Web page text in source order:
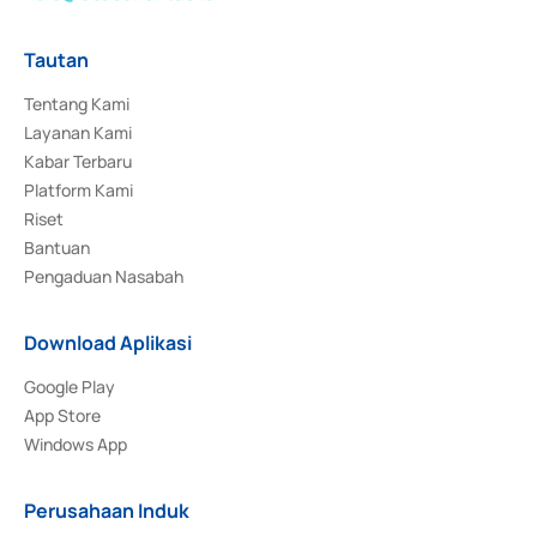
Tautan
Tentang Kami
Layanan Kami
Kabar Terbaru
Platform Kami
Riset
Bantuan
Pengaduan Nasabah
Download Aplikasi
Google Play
App Store
Windows App
Perusahaan Induk